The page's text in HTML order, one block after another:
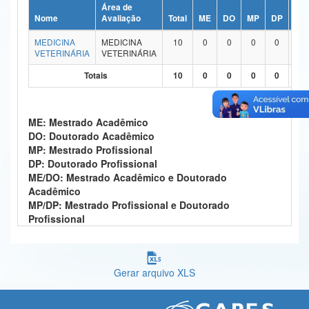
Ministério da Ciência, Tecnologia, Inovações e Comunicações
Ministério do Meio Ambiente
Controladoria-Geral da União
Ministério da Mulher, da Família e dos Direitos Humanos
Secretaria-Geral
Secretaria de Governo
Banco Central do Brasil
Nome
Área de
Avaliação
Total ME DO MP DP
MEDICINA
VETERINÁRIA
MEDICINA
VETERINÁRIA
10 0 0 0 0
Totais 10 0 0 0 0
ME: Mestrado Acadêmico
DO: Doutorado Acadêmico
MP: Mestrado Profissional
DP: Doutorado Profissional
ME/DO: Mestrado Acadêmico e Doutorado
Acadêmico
MP/DP: Mestrado Profissional e Doutorado
Profissional
Gerar arquivo XLS